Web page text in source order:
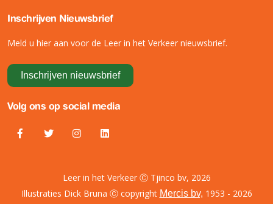
Inschrijven Nieuwsbrief
Meld u hier aan voor de Leer in het Verkeer nieuwsbrief.
Inschrijven nieuwsbrief
Volg ons op social media
Leer in het Verkeer Ⓒ Tjinco bv, 2026
Illustraties Dick Bruna Ⓒ copyright Mercis bv, 1953 - 2026